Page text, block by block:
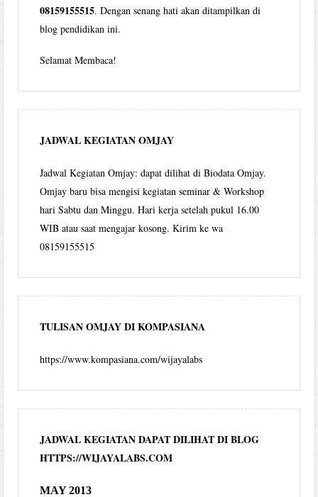
08159155515. Dengan senang hati akan ditampilkan di
blog pendidikan ini.
Selamat Membaca!
JADWAL KEGIATAN OMJAY
Jadwal Kegiatan Omjay: dapat dilihat di Biodata Omjay.
Omjay baru bisa mengisi kegiatan seminar & Workshop
hari Sabtu dan Minggu. Hari kerja setelah pukul 16.00
WIB atau saat mengajar kosong. Kirim ke wa
08159155515
TULISAN OMJAY DI KOMPASIANA
https://www.kompasiana.com/wijayalabs
JADWAL KEGIATAN DAPAT DILIHAT DI BLOG
HTTPS://WIJAYALABS.COM
MAY 2013